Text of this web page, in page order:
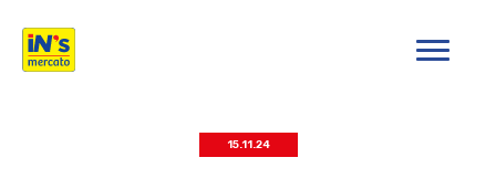
iN's Mercato
15.11.24